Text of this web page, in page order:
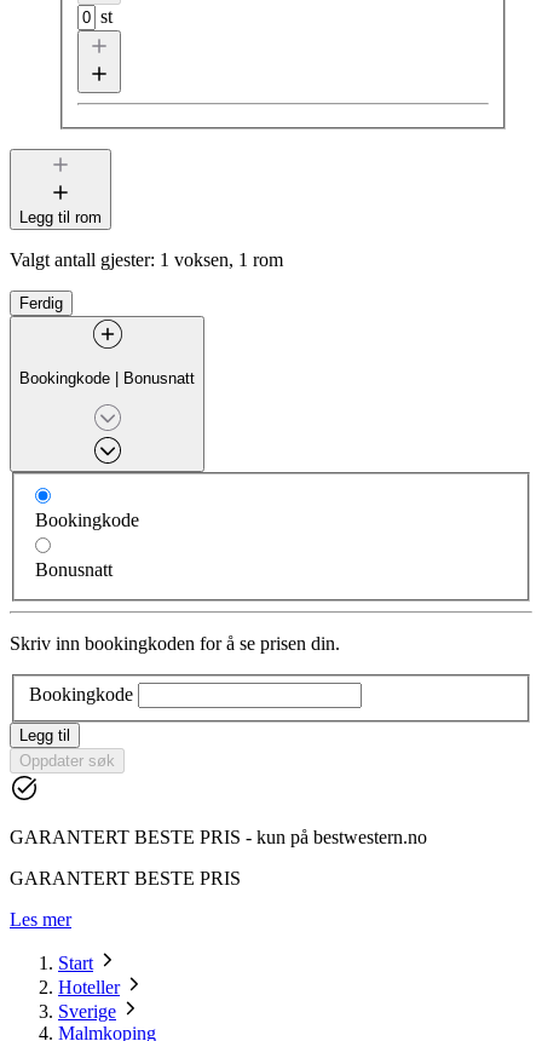
st
Legg til rom
Valgt antall gjester: 1 voksen, 1 rom
Ferdig
Bookingkode | Bonusnatt
Bookingkode
Bonusnatt
Skriv inn bookingkoden for å se prisen din.
Bookingkode
Legg til
Oppdater søk
GARANTERT BESTE PRIS - kun på bestwestern.no
GARANTERT BESTE PRIS
Les mer
Start
Hoteller
Sverige
Malmkoping